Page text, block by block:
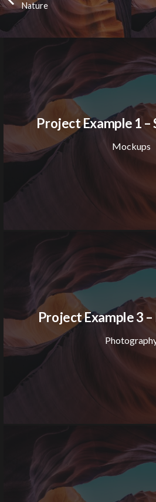
Nature
Project Example 1 –
Mockups
Project Example 3